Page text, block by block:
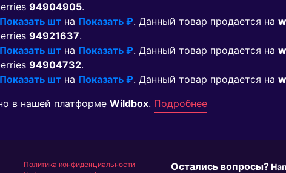
94904905.
Показать шт на Показать ₽. Данный товар продается на
94921637.
Показать шт на Показать ₽. Данный товар продается на
94904732.
Показать шт на Показать ₽. Данный товар продается на
в нашей платформе Wildbox. Подробнее
Политика конфиденциальности
Остались вопросы?